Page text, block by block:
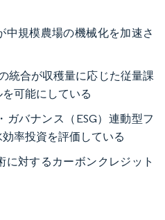
中規模農場の機械化を加速さ
統合が収穫量に応じた従量課
可能にしている
ガバナンス（ESG）連動型フ
率投資を評価している
に対するカーボンクレジット